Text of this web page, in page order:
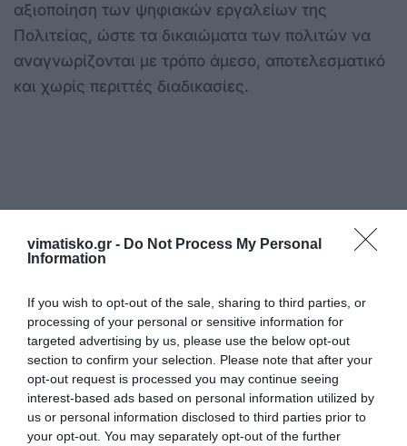
vimatisko.gr - Do Not Process My Personal
Information
If you wish to opt-out of the sale, sharing to third parties, or
processing of your personal or sensitive information for
targeted advertising by us, please use the below opt-out
section to confirm your selection. Please note that after your
opt-out request is processed you may continue seeing
interest-based ads based on personal information utilized by
us or personal information disclosed to third parties prior to
your opt-out. You may separately opt-out of the further
αξιοποίηση των ψηφιακών εργαλείων της
Πολιτείας, ώστε τα δικαιώματα των πολιτών να
αναγνωρίζονται με τρόπο άμεσο, αποτελεσματικό
και χωρίς περιττές διαδικασίες.
Η ανωνυμία είναι το καλύτερο κρησφύγετο δειλίας και
Σχόλια 0
Πρόσθεσε ένα σχόλιο